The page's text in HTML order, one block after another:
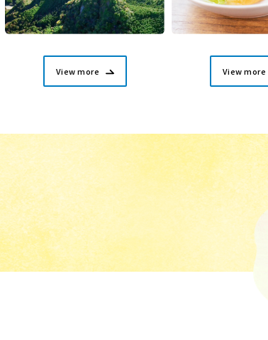
View more View more